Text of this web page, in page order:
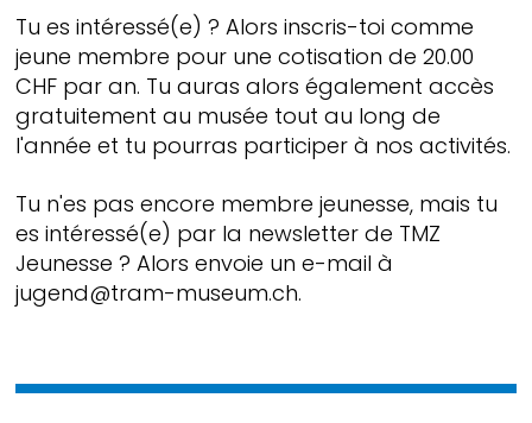
Tu es intéressé(e) ? Alors inscris-toi comme
jeune membre pour une cotisation de 20.00
CHF par an. Tu auras alors également accès
gratuitement au musée tout au long de
l'année et tu pourras participer à nos activités.
Tu n'es pas encore membre jeunesse, mais tu
es intéressé(e) par la newsletter de TMZ
Jeunesse ? Alors envoie un e-mail à
jugend@tram-museum.ch.